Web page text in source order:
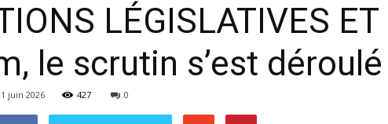
LÉGISLATIVES
le scrutin s’est
1 juin 2026 427 0